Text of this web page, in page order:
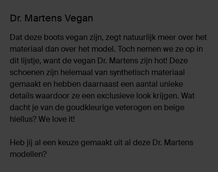
Dr. Martens Vegan
Dat deze boots vegan zijn, zegt natuurlijk meer over het
materiaal dan over het model. Toch nemen we ze op in
dit lijstje, want de vegan Dr. Martens zijn hot! Deze
schoenen zijn helemaal van synthetisch materiaal
gemaakt en hebben daarnaast een aantal unieke
details waardoor ze een exclusieve look krijgen. Wat
dacht je van de goudkleurige veterogen en beige
hiellus? We love it!
Heb jij al een keuze gemaakt uit al deze Dr. Martens
modellen?